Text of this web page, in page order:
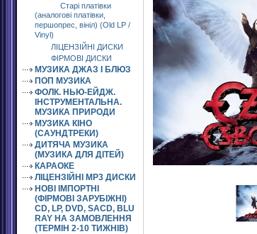
Старі платівки
(аналогові платівки,
першопрес, вініл) (Old LP /
Vinyl)
ЛІЦЕНЗІЙНІ ДИСКИ
ФІРМОВІ ДИСКИ
МУЗИКА ДЖАЗ І БЛЮЗ
ПОП МУЗИКА
ФОЛК. НЬЮ-ЕЙДЖ.
ІНСТРУМЕНТАЛЬНА.
МУЗИКА ПРИРОДИ
МУЗИКА КІНО
(САУНДТРЕКИ)
ДИТЯЧА МУЗИКА
(МУЗИКА ДЛЯ ДІТЕЙ)
КАРАОКЕ
ЛІЦЕНЗІЙНІ MP3 ДИСКИ
НОВІ ІМПОРТНІ
(ФІРМОВІ ЗАРУБІЖНІ)
CD, LP, DVD, SACD, BLU
RAY НА ЗАМОВЛЕННЯ
(ТЕРМІН 2-10 ТИЖНІВ)